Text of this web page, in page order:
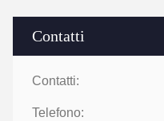
Contatti
Contatti:
Telefono: